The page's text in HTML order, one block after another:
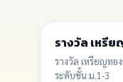
รางวัล เหรี
รางวัล เหรียญทอ
ระดับชั้น ม.1-3